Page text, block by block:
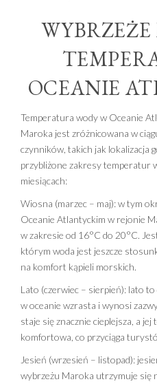
OCEANIE
Temperatura wody w Oceanie
Maroka jest zróżnicowana w
czynników, takich jak lokalizacja
przybliżone zakresy temperatur
miesiącach:
Wiosna (marzec – maj): w tym
Oceanie Atlantyckim w rejonie
w zakresie od 16°C do 20°C.
którym woda jest jeszcze
na komfort kąpieli morskich.
Lato (czerwiec – sierpień): lato
w oceanie wzrasta i wynosi
staje się znacznie cieplejsza, a
komfortowa, co przyciąga
Jesień (wrzesień – listopad):
wybrzeżu Maroka utrzymuje się